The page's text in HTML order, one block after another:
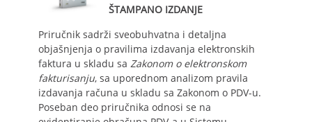
ŠTAMPANO IZDANJE
Priručnik sadrži sveobuhvatna i detaljna
objašnjenja o pravilima izdavanja elektronskih
faktura u skladu sa Zakonom o elektronskom
fakturisanju, sa uporednom analizom pravila
izdavanja računa u skladu sa Zakonom o PDV-u.
Poseban deo priručnika odnosi se na